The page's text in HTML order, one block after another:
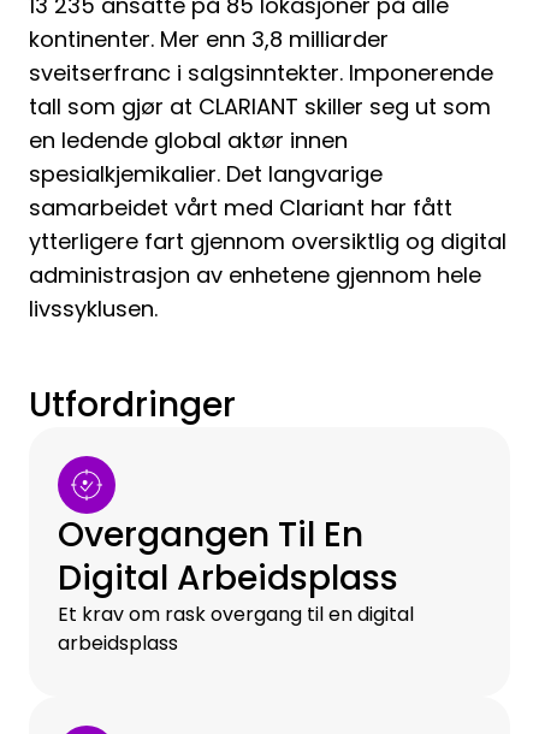
kontinenter. Mer enn 3,8 milliarder
sveitserfranc i salgsinntekter. Imponerende
tall som gjør at CLARIANT skiller seg ut som
en ledende global aktør innen
spesialkjemikalier. Det langvarige
samarbeidet vårt med Clariant har fått
ytterligere fart gjennom oversiktlig og digital
administrasjon av enhetene gjennom hele
livssyklusen.
Utfordringer
Overgangen Til En
Digital Arbeidsplass
Et krav om rask overgang til en digital
arbeidsplass